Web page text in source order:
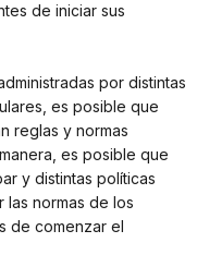
de iniciar sus
por distintas
es posible que
reglas y normas
es posible que
y distintas políticas
las normas de los
de comenzar el